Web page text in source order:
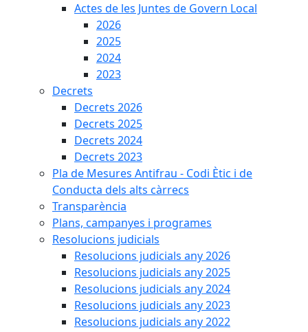
Actes de les Juntes de Govern Local
2026
2025
2024
2023
Decrets
Decrets 2026
Decrets 2025
Decrets 2024
Decrets 2023
Pla de Mesures Antifrau - Codi Ètic i de
Conducta dels alts càrrecs
Transparència
Plans, campanyes i programes
Resolucions judicials
Resolucions judicials any 2026
Resolucions judicials any 2025
Resolucions judicials any 2024
Resolucions judicials any 2023
Resolucions judicials any 2022